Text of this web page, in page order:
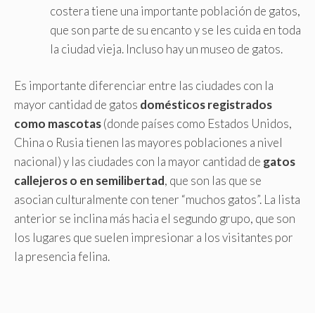
costera tiene una importante población de gatos,
que son parte de su encanto y se les cuida en toda
la ciudad vieja. Incluso hay un museo de gatos.
Es importante diferenciar entre las ciudades con la
mayor cantidad de gatos domésticos registrados
como mascotas(donde países como Estados Unidos,
China o Rusia tienen las mayores poblaciones a nivel
nacional) y las ciudades con la mayor cantidad de gatos
callejeros o en semilibertad, que son las que se
asocian culturalmente con tener “muchos gatos”. La lista
anterior se inclina más hacia el segundo grupo, que son
los lugares que suelen impresionar a los visitantes por
la presencia felina.